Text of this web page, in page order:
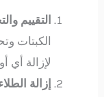
التقييم
الكبتات
لإزالة أي
إزالة